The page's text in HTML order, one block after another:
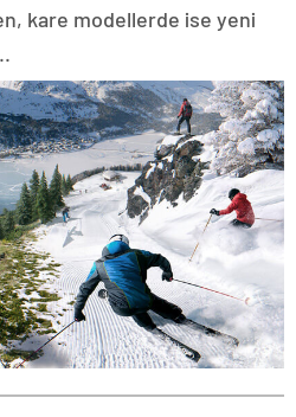
kare modellerde ise yeni